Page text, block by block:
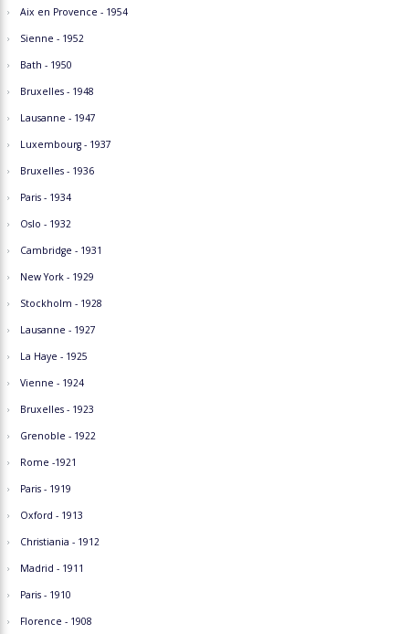
Aix en Provence - 1954
Sienne - 1952
Bath - 1950
Bruxelles - 1948
Lausanne - 1947
Luxembourg - 1937
Bruxelles - 1936
Paris - 1934
Oslo - 1932
Cambridge - 1931
New York - 1929
Stockholm - 1928
Lausanne - 1927
La Haye - 1925
Vienne - 1924
Bruxelles - 1923
Grenoble - 1922
Rome -1921
Paris - 1919
Oxford - 1913
Christiania - 1912
Madrid - 1911
Paris - 1910
Florence - 1908